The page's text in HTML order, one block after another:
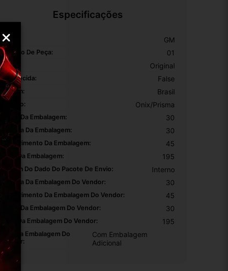
Especificações
Marca: GM
Número De Peça: 01
OEM: Original
É Aquecida: False
Origem: Brasil
Modelo: Onix/Prisma
Altura Da Embalagem: 30
Largura Da Embalagem: 30
Comprimento Da Embalagem: 45
Peso Da Embalagem: 195
Origem Do Dado Do Pacote De Envio: Interno
Largura Da Embalagem Do Vendor: 30
Comprimento Da Embalagem Do Vendor: 45
Altura Da Embalagem Do Vendor: 30
Peso Da Embalagem Do Vendor: 195
Tipo Da Embalagem Do
Vendor:
Com Embalagem
Adicional